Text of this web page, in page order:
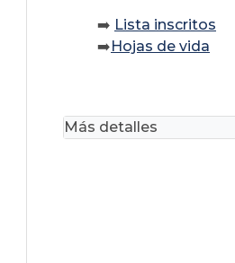
➡️ Lista inscritos
➡️Hojas de vida
Más detalles